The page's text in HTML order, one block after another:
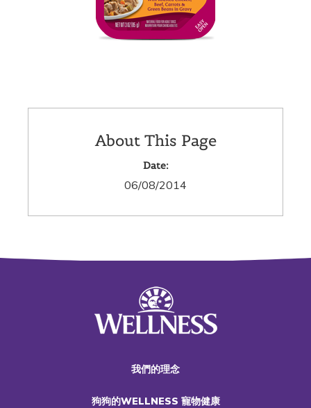
About This Page
Date:
06/08/2014
我們的理念
狗狗的WELLNESS 寵物健康